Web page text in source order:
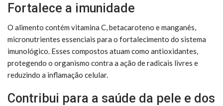
Fortalece a imunidade
O alimento contém vitamina C, betacaroteno e manganês,
micronutrientes essenciais para o fortalecimento do sistema
imunológico. Esses compostos atuam como antioxidantes,
protegendo o organismo contra a ação de radicais livres e
reduzindo a inflamação celular.
Contribui para a saúde da pele e dos